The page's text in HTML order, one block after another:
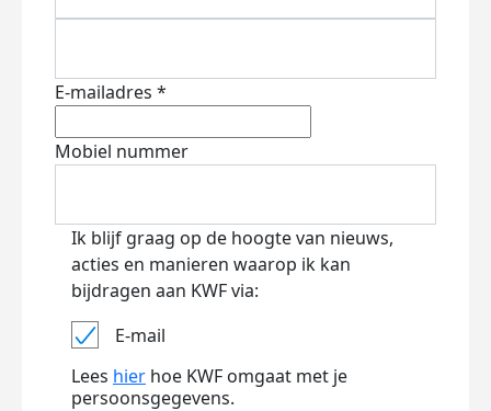
E-mailadres *
Mobiel nummer
Ik blijf graag op de hoogte van nieuws,
acties en manieren waarop ik kan
bijdragen aan KWF via:
E-mail
Lees hier hoe KWF omgaat met je
persoonsgegevens.